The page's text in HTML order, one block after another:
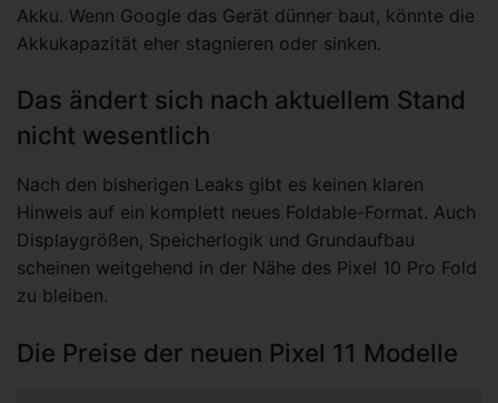
Akku. Wenn Google das Gerät dünner baut, könnte die
Akkukapazität eher stagnieren oder sinken.
Das ändert sich nach aktuellem Stand
nicht wesentlich
Nach den bisherigen Leaks gibt es keinen klaren
Hinweis auf ein komplett neues Foldable-Format. Auch
Displaygrößen, Speicherlogik und Grundaufbau
scheinen weitgehend in der Nähe des Pixel 10 Pro Fold
zu bleiben.
Die Preise der neuen Pixel 11 Modelle